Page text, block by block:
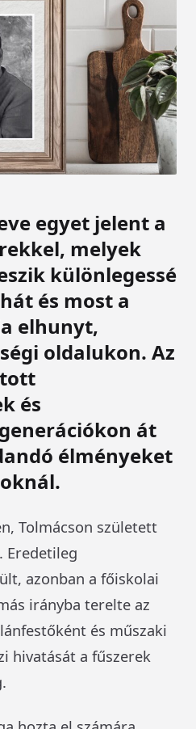
egyet jelent a
melyek
különlegessé
és most a
elhunyt,
oldalukon. Az
és
át
élményeket
Tolmácson született
Eredetileg
azonban a főiskolai
irányba terelte az
és műszaki
hivatását a fűszerek